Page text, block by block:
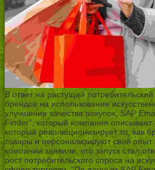
В ответ на растущий
брендов на использование
улучшения качества покупок, SAP
Finder”, который компания описывает
который революционизирует то, как
товары и персонализируют свой
компании заявили, что запуск стал
рост потребительского спроса на